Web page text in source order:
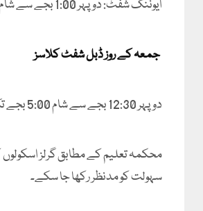
ایوننگ شفٹ: دوپہر 1:00 بجے سے شام 4:00 بجے تک
جمعہ کے روز ڈبل شفٹ کلاسز
دوپہر 12:30 بجے سے شام 5:00 بجے تک جاری رہیں گی۔
سہولت کو مدنظر رکھا جا سکے۔